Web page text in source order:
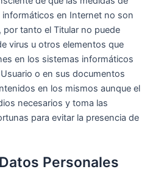
en Internet no son
tanto el Titular no puede
virus u otros elementos que
en los sistemas informáticos
o en sus documentos
en los mismos aunque el
necesarios y toma las
para evitar la presencia de
Personales